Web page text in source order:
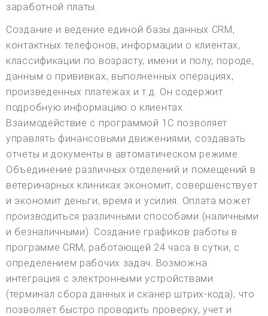
заработной платы.
Создание и ведение единой базы данных CRM,
контактных телефонов, информации о клиентах,
классификации по возрасту, имени и полу, породе,
данным о прививках, выполненных операциях,
произведенных платежах и т.д. Он содержит
подробную информацию о клиентах.
Взаимодействие с программой 1С позволяет
управлять финансовыми движениями, создавать
отчеты и документы в автоматическом режиме.
Объединение различных отделений и помещений в
ветеринарных клиниках экономит, совершенствует
и экономит деньги, время и усилия. Оплата может
производиться различными способами (наличными
и безналичными). Создание графиков работы в
программе CRM, работающей 24 часа в сутки, с
определением рабочих задач. Возможна
интеграция с электронными устройствами
(терминал сбора данных и сканер штрих-кода), что
позволяет быстро проводить проверку, учет и